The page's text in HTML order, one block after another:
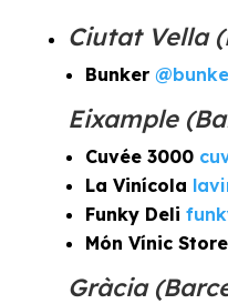
Ciutat Vella
Bunker
Eixample
Cuvée 3000
La Vinícola
Funky Deli
Món Vínic Store
Gràcia